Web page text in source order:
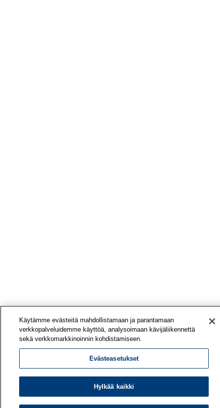
Käytämme evästeitä mahdollistamaan ja parantamaan
verkkopalveluidemme käyttöä, analysoimaan kävijäliikennettä
sekä verkkomarkkinoinnin kohdistamiseen.
Evästeasetukset
Hylkää kaikki